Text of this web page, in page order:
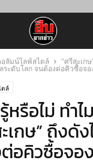
อลัมน์ไลฟ์สไตล์
“ศรีสะเก
ระดับโลก จนต้องต่อคิวซื้อจ
ตล์
หรือไม่ ทำไ
เกษ” ถึงดั
อคิวซื้อจอ